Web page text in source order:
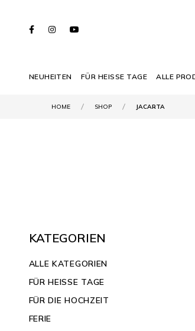
NEUHEITEN FÜR HEISSE TAGE ALLE
HOME SHOP JACARTA
KATEGORIEN
ALLE KATEGORIEN
FÜR HEISSE TAGE
FÜR DIE HOCHZEIT
FERIE